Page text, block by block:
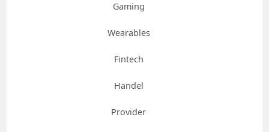
Gaming
Wearables
Fintech
Handel
Provider